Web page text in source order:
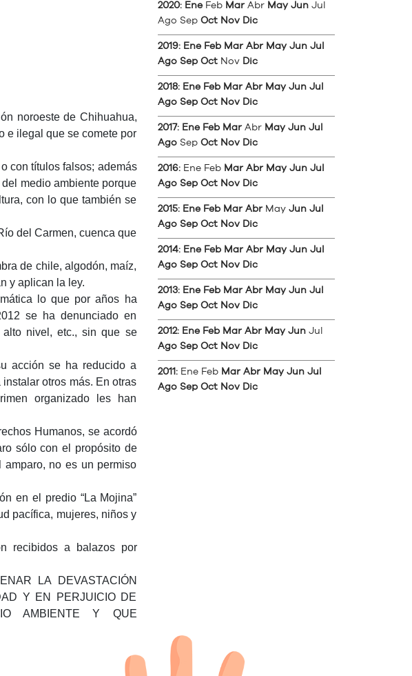
noroeste de Chihuahua,
e ilegal que se comete por
con títulos falsos; además
medio ambiente porque
con lo que también se
del Carmen, cuenca que
de chile, algodón, maíz,
y aplican la ley.
lo que por años ha
se ha denunciado en
alto nivel, etc., sin que se
acción se ha reducido a
otros más. En otras
organizado les han
Humanos, se acordó
sólo con el propósito de
no es un permiso
en el predio “La Mojina”
pacífica, mujeres, niños y
recibidos a balazos por
LA DEVASTACIÓN
Y EN PERJUICIO DE
AMBIENTE Y QUE
2020: Ene Feb Mar Abr May Jun Jul
Ago Sep Oct Nov Dic
2019: Ene Feb Mar Abr May Jun Jul
Ago Sep Oct Nov Dic
2018: Ene Feb Mar Abr May Jun Jul
Ago Sep Oct Nov Dic
2017: Ene Feb Mar Abr May Jun Jul
Ago Sep Oct Nov Dic
2016: Ene Feb Mar Abr May Jun Jul
Ago Sep Oct Nov Dic
2015: Ene Feb Mar Abr May Jun Jul
Ago Sep Oct Nov Dic
2014: Ene Feb Mar Abr May Jun Jul
Ago Sep Oct Nov Dic
2013: Ene Feb Mar Abr May Jun Jul
Ago Sep Oct Nov Dic
2012: Ene Feb Mar Abr May Jun Jul
Ago Sep Oct Nov Dic
2011: Ene Feb Mar Abr May Jun Jul
Ago Sep Oct Nov Dic